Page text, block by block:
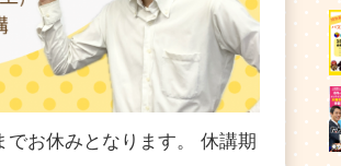
お休みとなります。 休講期